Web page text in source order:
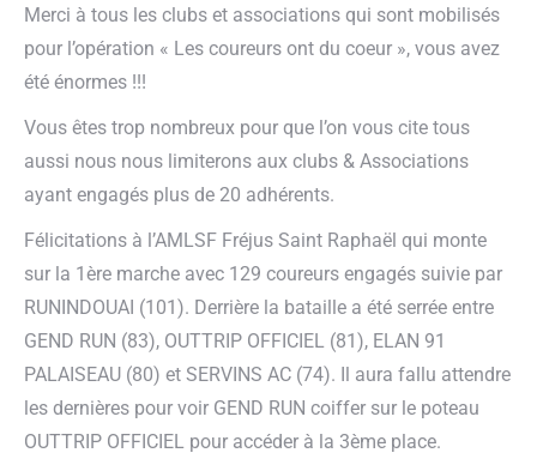
Merci à tous les clubs et associations qui sont mobilisés
pour l’opération « Les coureurs ont du coeur », vous avez
été énormes !!!
Vous êtes trop nombreux pour que l’on vous cite tous
aussi nous nous limiterons aux clubs & Associations
ayant engagés plus de 20 adhérents.
Félicitations à l’AMLSF Fréjus Saint Raphaël qui monte
sur la 1ère marche avec 129 coureurs engagés suivie par
RUNINDOUAI (101). Derrière la bataille a été serrée entre
GEND RUN (83), OUTTRIP OFFICIEL (81), ELAN 91
PALAISEAU (80) et SERVINS AC (74). Il aura fallu attendre
les dernières pour voir GEND RUN coiffer sur le poteau
OUTTRIP OFFICIEL pour accéder à la 3ème place.